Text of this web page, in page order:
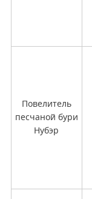
Повелитель
песчаной бури
Нубэр